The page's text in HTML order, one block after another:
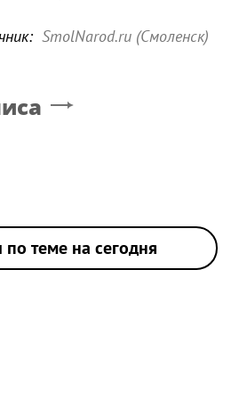
SmolNarod.ru (Смоленск)
по теме на сегодня